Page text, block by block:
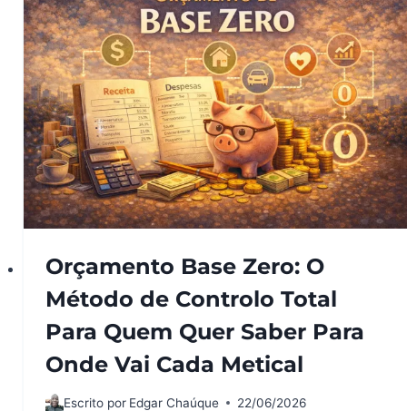
Orçamento Base Zero: O
Método de Controlo Total
Para Quem Quer Saber Para
Onde Vai Cada Metical
Escrito por Edgar Chaúque 22/06/2026